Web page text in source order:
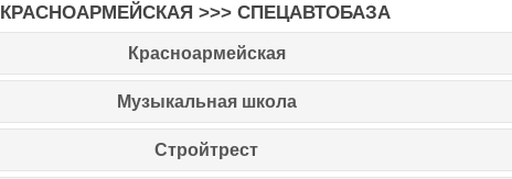
КРАСНОАРМЕЙСКАЯ >>> СПЕЦАВТОБАЗА
Красноармейская
Музыкальная школа
Стройтрест